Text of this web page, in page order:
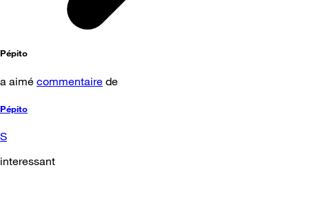
Pépito
a aimé commentaire de
Pépito
S
interessant